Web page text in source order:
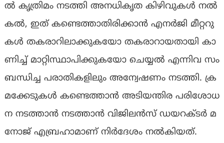
ൽ കൃ​ത്രി​മം ന​ട​ത്തി അ​ന​ധി​കൃ​ത കി​ഴി​വു​ക​ൾ ന​ൽ​
ക​ൽ, ഇ​ത് ക​ണ്ടെ​ത്താ​തി​രി​ക്കാ​ൻ എ​ന​ർ​ജി മീ​റ്റ​റു​
ക​ൾ ത​ക​രാ​റി​ലാ​ക്കു​ക​യോ ത​ക​രാ​റാ​യ​താ​യി കാ​
ണി​ച്ച് മാ​റ്റി​സ്ഥാ​പി​ക്കു​ക​യോ ചെ​യ്യ​ൽ എ​ന്നി​വ സം​
ബ​ന്ധി​ച്ച പ​രാ​തി​ക​ളി​ലും അ​ന്വേ​ഷ​ണം ന​ട​ത്തി. ക്ര​
മ​ക്കേ​ടു​ക​ൾ ക​ണ്ടെ​ത്താ​ൻ അ​ടി​യ​ന്തി​ര പ​രി​ശോ​ധ​
ന ന​ട​ത്താ​ൻ ന​ട​ത്താ​ൻ വി​ജി​ല​ൻ​സ് ഡ​യ​റ​ക്ട​ർ മ​
നോ​ജ് എ​ബ്ര​ഹാ​മാ​ണ്​ നി​ർ​ദേ​ശം നൽകിയത്.